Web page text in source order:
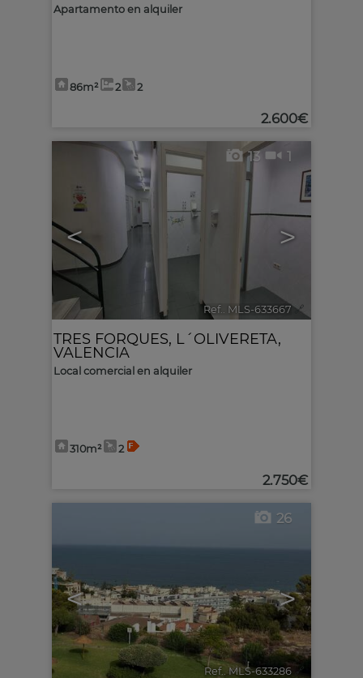
Apartamento en alquiler
86m² 2 2
2.600€
< >
13 1
Ref.. MLS-633667 🔗
TRES FORQUES, L´OLIVERETA,
VALENCIA
Local comercial en alquiler
310m² 2
2.750€
< >
26
Ref.. MLS-633286 🔗